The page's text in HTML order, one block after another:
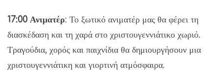
17:00 Ανιματέρ: Το ξωτικό ανιματέρ μας θα φέρει τη
διασκέδαση και τη χαρά στο χριστουγεννιάτικο χωριό.
Τραγούδια, χορός και παιχνίδια θα δημιουργήσουν μια
χριστουγεννιάτικη και γιορτινή ατμόσφαιρα.